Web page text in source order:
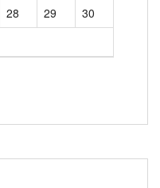
28 29
30